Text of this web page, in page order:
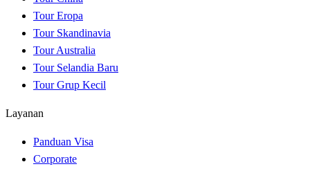
Tour Eropa
Tour Skandinavia
Tour Australia
Tour Selandia Baru
Tour Grup Kecil
Layanan
Panduan Visa
Corporate